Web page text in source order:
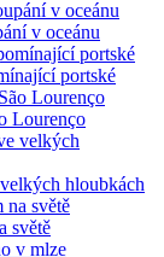
v oceánu
portské
Lourenço
hloubkách
světě